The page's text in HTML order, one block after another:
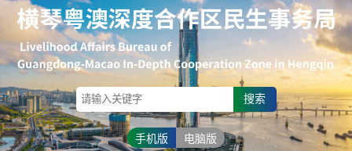
搜索
手机版 电脑版